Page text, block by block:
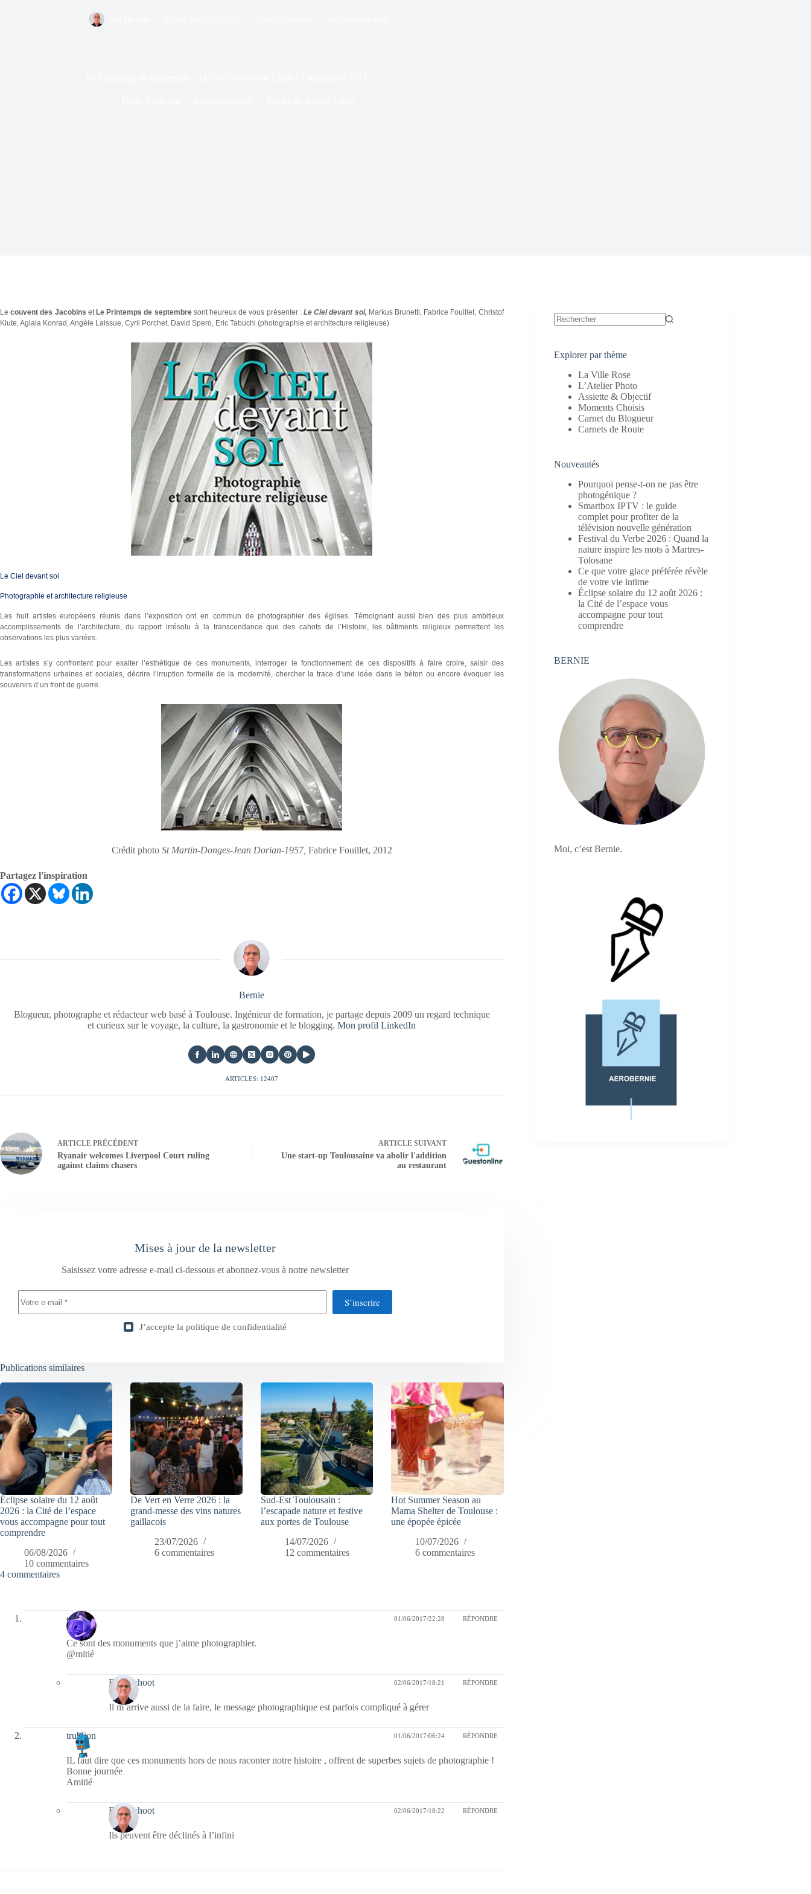
Le couvent des Jacobins etLe Printemps de septembresont heureux de vous présenter :Le Ciel devant soi, Markus Brunetti, Fabrice Fouillet, Christof
Klute, Aglaia Konrad, Angèle Laissue, Cyril Porchet, David Spero, Eric Tabuchi (photographie et architecture religieuse)
Le Ciel devant soi
Photographie et architecture religieuse
Les huit artistes européens réunis dans l’exposition ont en commun de photographier des églises. Témoignant aussi bien des plus ambitieux
accomplissements de l’architecture, du rapport irrésolu à la transcendance que des cahots de l’Histoire, les bâtiments religieux permettent les
observations les plus variées.
Les artistes s’y confrontent pour exalter l’esthétique de ces monuments, interroger le fonctionnement de ces dispositifs à faire croire, saisir des
transformations urbaines et sociales, décrire l’irruption formelle de la modernité, chercher la trace d’une idée dans le béton ou encore évoquer les
souvenirs d’un front de guerre.
Crédit photo St Martin-Donges-Jean Dorian-1957, Fabrice Fouillet, 2012
Partagez l'inspiration
Bernie
Blogueur, photographe et rédacteur web basé à Toulouse. Ingénieur de formation, je partage depuis 2009 un regard technique
et curieux sur le voyage, la culture, la gastronomie et le blogging.Mon profil LinkedIn
ARTICLES: 12407
ARTICLE PRÉCÉDENT
Ryanair welcomes Liverpool Court ruling
against claims chasers
ARTICLESUIVANT
Une start-up Toulousaine va abolir l'addition
au restaurant
Mises à jour de la newsletter
Saisissez votre adresse e-mail ci-dessous et abonnez-vous à notre newsletter
S’inscrire
J’accepte la politique de confidentialité
Publications similaires
Éclipse solaire du 12 août
2026 : la Cité de l’espace
vous accompagne pour tout
comprendre
06/08/2026
10 commentaires
De Vert en Verre 2026 : la
grand-messe des vins natures
gaillacois
23/07/2026
6 commentaires
Sud-Est Toulousain :
l’escapade nature et festive
aux portes de Toulouse
14/07/2026
12 commentaires
Hot Summer Season au
Mama Shelter de Toulouse :
une épopée épicée
10/07/2026
6 commentaires
4 commentaires
covix 01/06/2017/22:28 RÉPONDRE
Ce sont des monuments que j’aime photographier.
@mitié
Bernieshoot 02/06/2017/18:21 RÉPONDRE
Il m’arrive aussi de la faire, le message photographique est parfois compliqué à gérer
trublion 01/06/2017/06:24 RÉPONDRE
IL faut dire que ces monuments hors de nous raconter notre histoire , offrent de superbes sujets de photographie !
Bonne journée
Amitié
Bernieshoot 02/06/2017/18:22 RÉPONDRE
Ils peuvent être déclinés à l’infini
Explorer par thème
La Ville Rose
L’Atelier Photo
Assiette & Objectif
Moments Choisis
Carnet du Blogueur
Carnets de Route
Nouveautés
Pourquoi pense-t-on ne pas être
photogénique ?
Smartbox IPTV : le guide
complet pour profiter de la
télévision nouvelle génération
Festival du Verbe 2026 : Quand la
nature inspire les mots à Martres-
Tolosane
Ce que votre glace préférée révèle
de votre vie intime
Éclipse solaire du 12 août 2026 :
la Cité de l’espace vous
accompagne pour tout
comprendre
BERNIE
Moi, c’est Bernie.